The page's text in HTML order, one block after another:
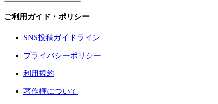
ご利用ガイド・ポリシー
SNS投稿ガイドライン
プライバシーポリシー
利用規約
著作権について